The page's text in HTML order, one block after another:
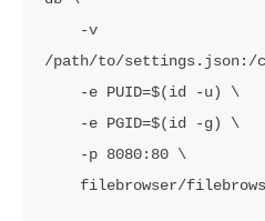
/path/to/settings.json:/
filebrowser/